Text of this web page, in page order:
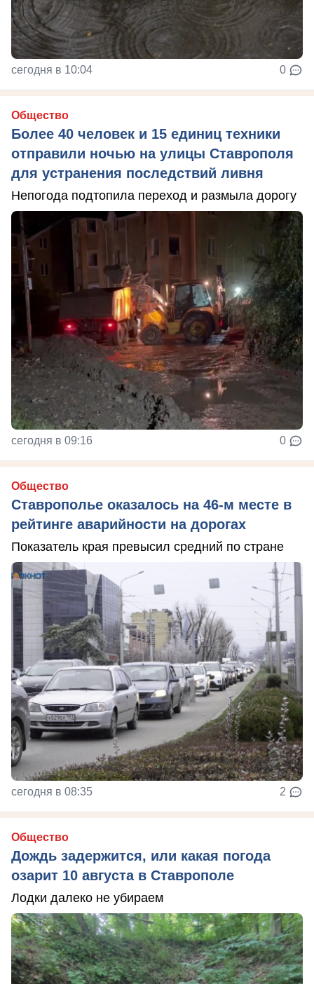
сегодня в 10:04 0
Общество
Более 40 человек и 15 единиц техники
отправили ночью на улицы Ставрополя
для устранения последствий ливня
Непогода подтопила переход и размыла дорогу
сегодня в 09:16 0
Общество
Ставрополье оказалось на 46-м месте в
рейтинге аварийности на дорогах
Показатель края превысил средний по стране
сегодня в 08:35 2
Общество
Дождь задержится, или какая погода
озарит 10 августа в Ставрополе
Лодки далеко не убираем